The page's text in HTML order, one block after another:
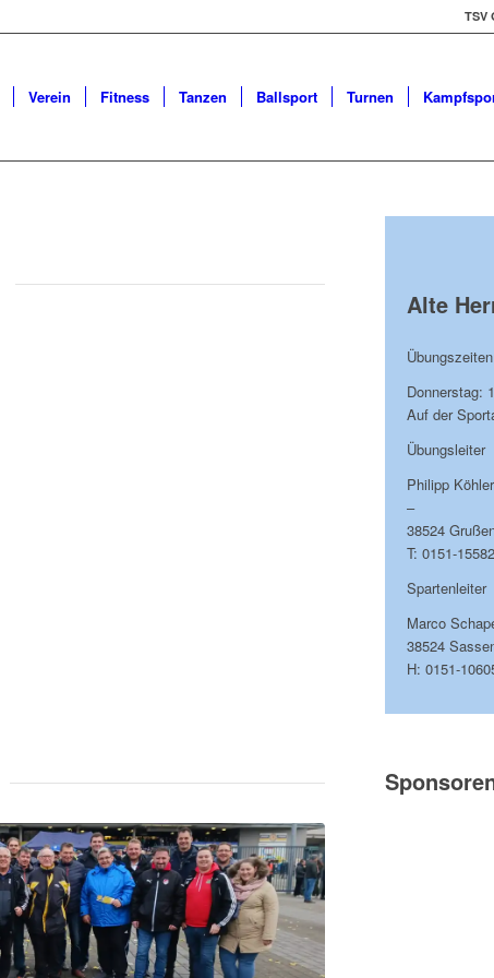
TSV
Verein Fitness Tanzen Ballsport Turnen
Alte
Übungszeiten
Donnerstag:
Auf der
Übungsleiter
Philipp Köhler
–
38524
T: 0151-
Spartenleiter
Marco
38524
H: 0151-